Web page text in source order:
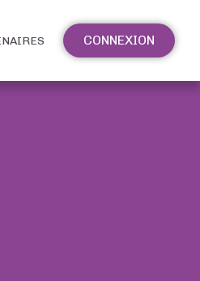
CONNEXION